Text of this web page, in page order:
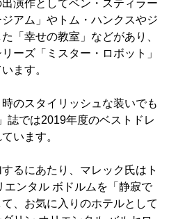
演作としてベン・スティラー
アム」やトム・ハンクスやジ
「幸せの教室」などがあり、
ーズ「ミスター・ロボット」
ます。
のスタイリッシュな装いでも
誌では2019年度のベストドレ
います。
るにあたり、マレック氏はト
エンタル ボドルムを「静寂で
、お気に入りのホテルとして